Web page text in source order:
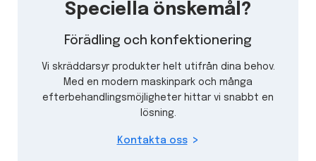
Speciella önskemål?
Förädling och konfektionering
Vi skräddarsyr produkter helt utifrån dina behov.
Med en modern maskinpark och många
efterbehandlingsmöjligheter hittar vi snabbt en
lösning.
Kontakta oss